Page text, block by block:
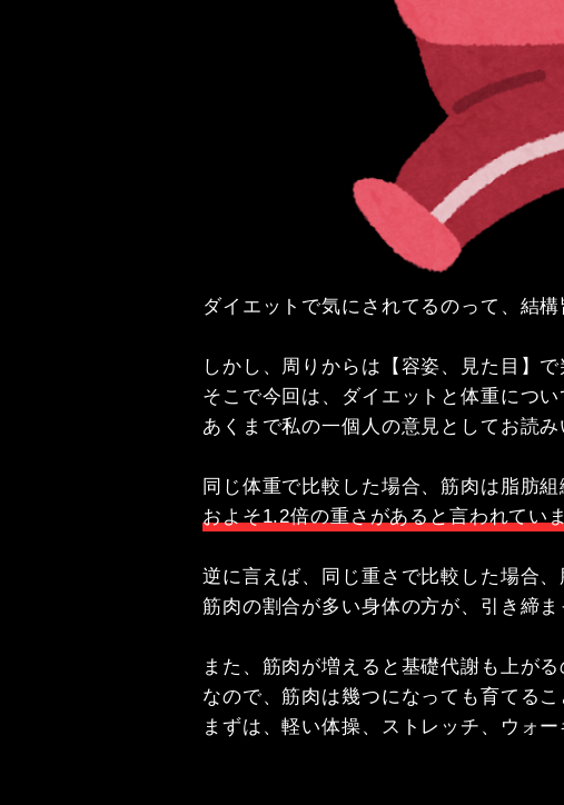
ダイエットで気にされてるのって、結
しかし、周りからは【容姿、見た目】
そこで今回は、ダイエットと体重につい
あくまで私の一個人の意見としてお読み
およそ1.2倍の重さがあると言われていま
逆に言えば、同じ重さで比較した場合
筋肉の割合が多い身体の方が、引き締ま
また、筋肉が増えると基礎代謝も上が
なので、筋肉は幾つになっても育てる
まずは、軽い体操、ストレッチ、ウォ